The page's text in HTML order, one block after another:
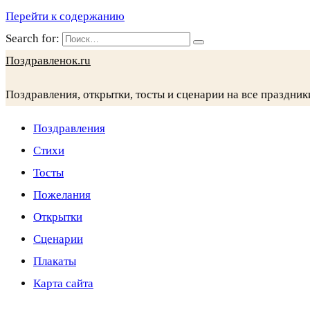
Перейти к содержанию
Search for:
Поздравленок.ru
Поздравления, открытки, тосты и сценарии на все
Поздравления
Стихи
Тосты
Пожелания
Открытки
Сценарии
Плакаты
Карта сайта